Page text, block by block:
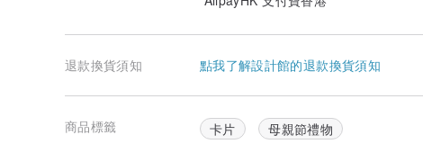
退款換貨須知 點我了解設計館的退款換貨須知
商品標籤 卡片 母親節禮物